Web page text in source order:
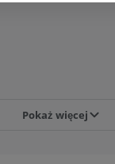
Pokaż więcej